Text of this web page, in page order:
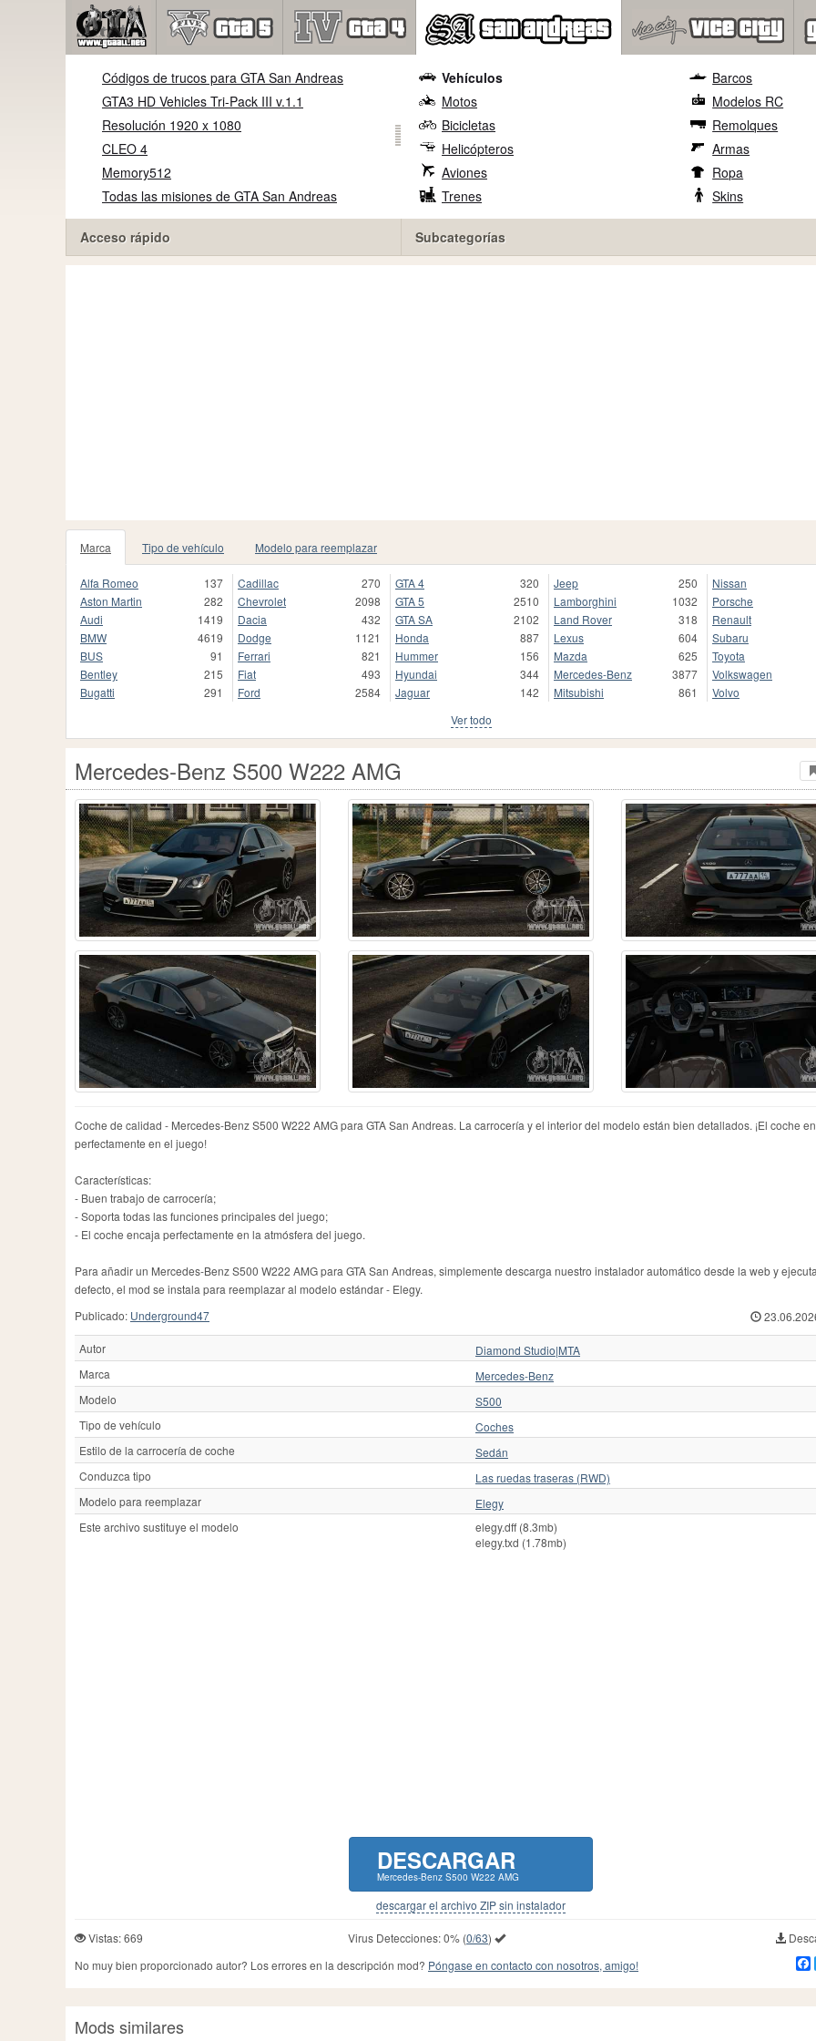
Códigos de trucos para GTA San Andreas
GTA3 HD Vehicles Tri-Pack III v.1.1
Resolución 1920 x 1080
CLEO 4
Memory512
Todas las misiones de GTA San Andreas
Acceso rápido
Vehículos
Motos
Bicicletas
Helicópteros
Aviones
Trenes
Barcos
Modelos RC
Remolques
Armas
Ropa
Skins
Subcategorías
Marca Tipo de vehículo Modelo para reemplazar
Alfa Romeo
137
Aston Martin
282
Audi
1419
BMW
4619
BUS
91
Bentley
215
Bugatti
291
Cadillac
270
Chevrolet
2098
Dacia
432
Dodge
1121
Ferrari
821
Fiat
493
Ford
2584
GTA 4
320
GTA 5
2510
GTA SA
2102
Honda
887
Hummer
156
Hyundai
344
Jaguar
142
Jeep
250
Lamborghini
1032
Land Rover
318
Lexus
604
Mazda
625
Mercedes-Benz
3877
Mitsubishi
861
Nissan
Porsche
Renault
Subaru
Toyota
Volkswagen
Volvo
Ver todo
Mercedes-Benz S500 W222 AMG
Coche de calidad - Mercedes-Benz S500 W222 AMG para GTA San Andreas. La carrocería y el interior del modelo están bien detallados. ¡El coche
perfectamente en el juego!
Características:
- Buen trabajo de carrocería;
- Soporta todas las funciones principales del juego;
- El coche encaja perfectamente en la atmósfera del juego.
Para añadir un Mercedes-Benz S500 W222 AMG para GTA San Andreas, simplemente descarga nuestro instalador automático desde la web y
defecto, el mod se instala para reemplazar al modelo estándar - Elegy.
Publicado: Underground47
Autor
Diamond Studio|MTA
Marca
Mercedes-Benz
Modelo
S500
Tipo de vehículo
Coches
Estilo de la carrocería de coche
Sedán
Conduzca tipo
Las ruedas traseras (RWD)
Modelo para reemplazar
Elegy
Este archivo sustituye el modelo
elegy.dff (8.3mb)
elegy.txd (1.78mb)
DESCARGAR
Mercedes-Benz S500 W222 AMG
descargar el archivo ZIP sin instalador
Vistas: 669 Virus Detecciones:0%(0/63)
No muy bien proporcionado autor? Los errores en la descripción mod? Póngase en contacto con nosotros, amigo!
Mods similares